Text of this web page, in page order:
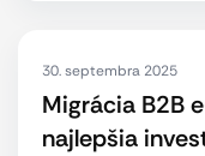
30. septembra 2025
Migrácia B2B
najlepšia